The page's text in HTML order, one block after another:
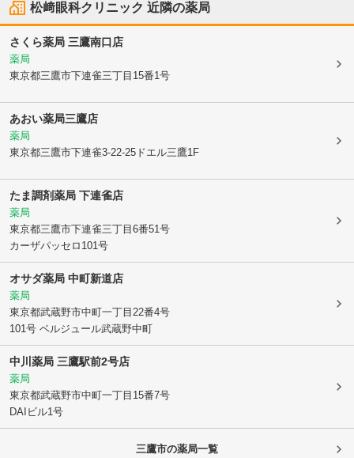
松﨑眼科クリニック 近隣の薬局
さくら薬局 三鷹南口店
薬局
東京都三鷹市下連雀三丁目15番1号
あおい薬局三鷹店
薬局
東京都三鷹市下連雀3-22-25ドエル三鷹1F
たま調剤薬局 下連雀店
薬局
東京都三鷹市下連雀三丁目6番51号
カーザパッセロ101号
オサダ薬局 中町新道店
薬局
東京都武蔵野市中町一丁目22番4号
101号 ベルジュール武蔵野中町
中川薬局 三鷹駅前2号店
薬局
東京都武蔵野市中町一丁目15番7号
DAIビル1号
三鷹市の薬局一覧